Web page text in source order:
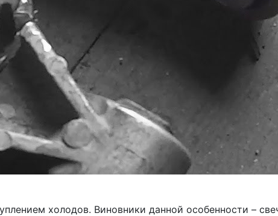
холодов. Виновники данной особенности –